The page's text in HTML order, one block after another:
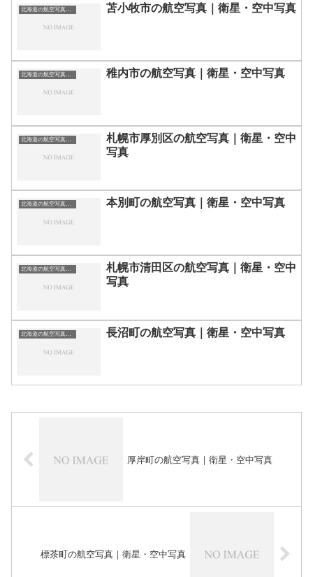
苫小牧市の航空写真｜衛星・空中写真
稚内市の航空写真｜衛星・空中写真
札幌市厚別区の航空写真｜衛星・空中
写真
北海道の航空写真・空中写真 本別町の航空写真｜衛星・空中写真
北海道の航空写真・空中写真
札幌市清田区の航空写真｜衛星・空中
写真
北海道の航空写真・空中写真 長沼町の航空写真｜衛星・空中写真
厚岸町の航空写真｜衛星・空中写真
標茶町の航空写真｜衛星・空中写真